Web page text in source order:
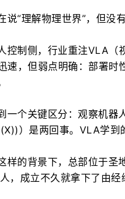
说“理解物理世界”，但没
控制侧，行业重注VLA（
速，但弱点明确：部署时
一个关键区分：观察机器
）是两回事。VLA学到
样的背景下，总部位于圣
，成立不久就拿下了由经